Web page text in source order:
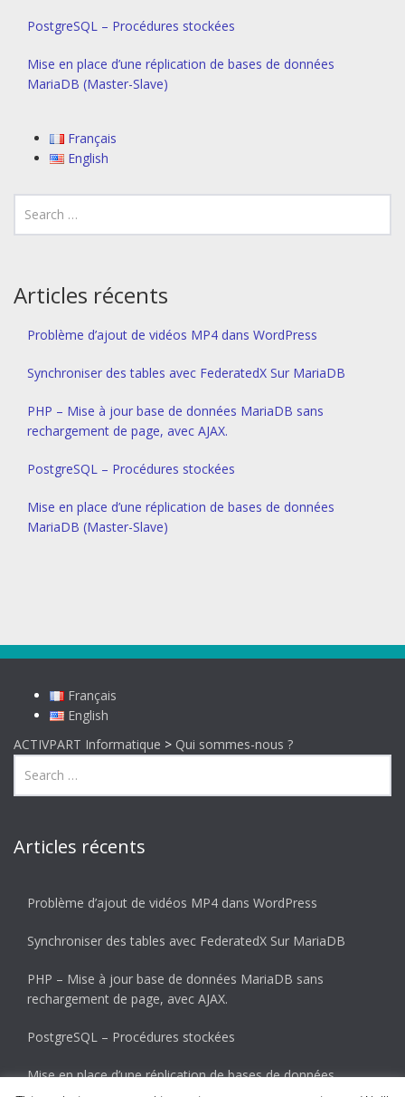
PostgreSQL – Procédures stockées
Mise en place d’une réplication de bases de données
MariaDB (Master-Slave)
Français
English
Articles récents
Problème d’ajout de vidéos MP4 dans WordPress
Synchroniser des tables avec FederatedX Sur MariaDB
PHP – Mise à jour base de données MariaDB sans
rechargement de page, avec AJAX.
PostgreSQL – Procédures stockées
Mise en place d’une réplication de bases de données
MariaDB (Master-Slave)
Français
English
ACTIVPART Informatique > Qui sommes-nous ?
Articles récents
Problème d’ajout de vidéos MP4 dans WordPress
Synchroniser des tables avec FederatedX Sur MariaDB
PHP – Mise à jour base de données MariaDB sans
rechargement de page, avec AJAX.
PostgreSQL – Procédures stockées
Mise en place d’une réplication de bases de données